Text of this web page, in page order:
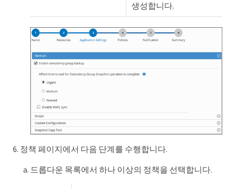
생성합니다.
정책 페이지에서 다음 단계를 수행합니다.
드롭다운 목록에서 하나 이상의 정책을 선택합니다.